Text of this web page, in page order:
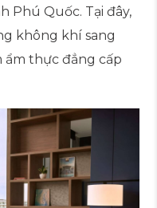
Phú Quốc. Tại đây,
không khí sang
thực đẳng cấp